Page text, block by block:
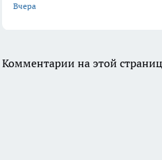
Вчера
Комментарии на этой